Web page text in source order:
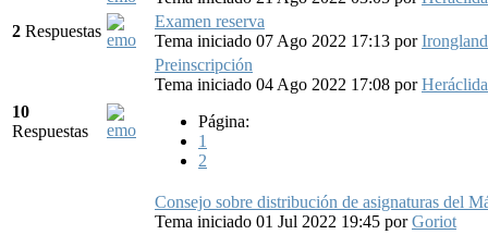
2 Respuestas
Examen reserva
Tema iniciado 07 Ago 2022 17:13 porIrongland
10
Respuestas
Preinscripción
Tema iniciado 04 Ago 2022 17:08 porHeráclida
Página:
1
2
Consejo sobre distribución de asignaturas del
Tema iniciado 01 Jul 2022 19:45 porGoriot